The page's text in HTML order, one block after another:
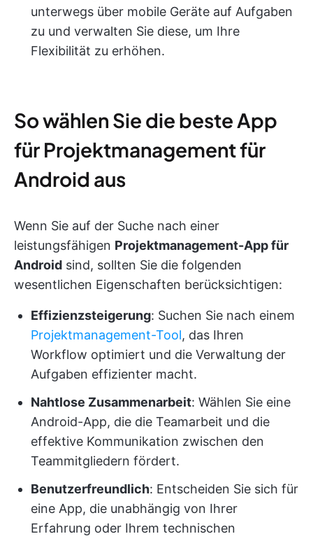
unterwegs über mobile Geräte auf Aufgaben
zu und verwalten Sie diese, um Ihre
Flexibilität zu erhöhen.
So wählen Sie die beste App
für Projektmanagement für
Android aus
Wenn Sie auf der Suche nach einer
leistungsfähigen Projektmanagement-App für
Android sind, sollten Sie die folgenden
wesentlichen Eigenschaften berücksichtigen:
Effizienzsteigerung: Suchen Sie nach einem
Projektmanagement-Tool, das Ihren
Workflow optimiert und die Verwaltung der
Aufgaben effizienter macht.
Nahtlose Zusammenarbeit: Wählen Sie eine
Android-App, die die Teamarbeit und die
effektive Kommunikation zwischen den
Teammitgliedern fördert.
Benutzerfreundlich: Entscheiden Sie sich für
eine App, die unabhängig von Ihrer
Erfahrung oder Ihrem technischen